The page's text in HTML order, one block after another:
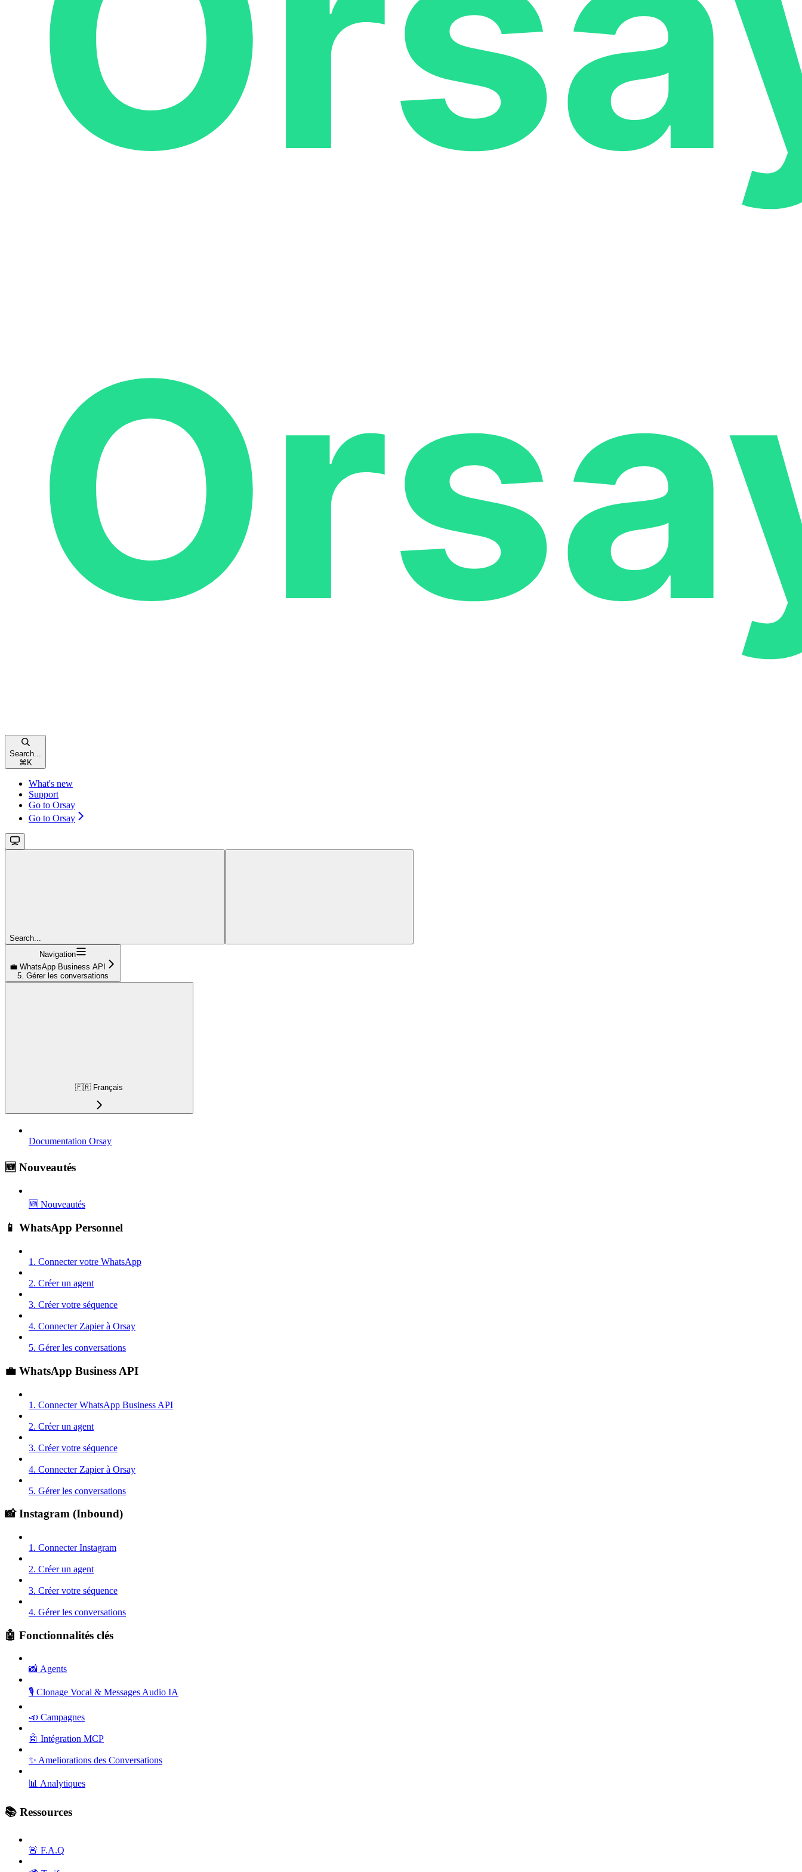
Search...
⌘ K
What's new
Support
Go to Orsay
Go to Orsay
Search...
Navigation
💼 WhatsApp Business API
5. Gérer les conversations
🇫🇷 Français
Documentation Orsay
🆕 Nouveautés
🆕 Nouveautés
📱 WhatsApp Personnel
1. Connecter votre WhatsApp
2. Créer un agent
3. Créer votre séquence
4. Connecter Zapier à Orsay
5. Gérer les conversations
💼 WhatsApp Business API
1. Connecter WhatsApp Business API
2. Créer un agent
3. Créer votre séquence
4. Connecter Zapier à Orsay
5. Gérer les conversations
📸 Instagram (Inbound)
1. Connecter Instagram
2. Créer un agent
3. Créer votre séquence
4. Gérer les conversations
🤖 Fonctionnalités clés
📸 Agents
🎙️ Clonage Vocal & Messages Audio IA
📣 Campagnes
🤖 Intégration MCP
✨ Ameliorations des Conversations
📊 Analytiques
📚 Ressources
🚨 F.A.Q